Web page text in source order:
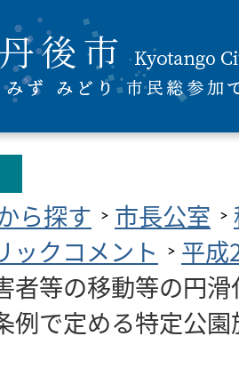
ら探す 市長公室
ックコメント
平成
者等の移動等の円
例で定める特定公